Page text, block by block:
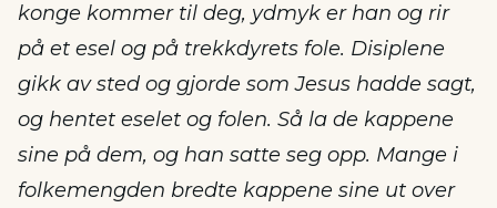
konge kommer til deg, ydmyk er han og rir
på et esel og på trekkdyrets fole. Disiplene
gikk av sted og gjorde som Jesus hadde sagt,
og hentet eselet og folen. Så la de kappene
sine på dem, og han satte seg opp. Mange i
folkemengden bredte kappene sine ut over